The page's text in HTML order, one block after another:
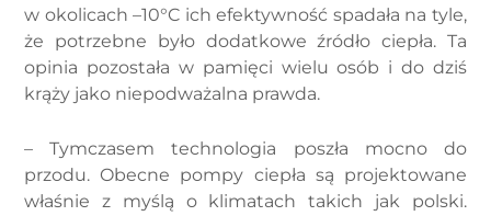
w okolicach –10°C ich efektywność spadała na tyle,
że potrzebne było dodatkowe źródło ciepła. Ta
opinia pozostała w pamięci wielu osób i do dziś
krąży jako niepodważalna prawda.
– Tymczasem technologia poszła mocno do
przodu. Obecne pompy ciepła są projektowane
właśnie z myślą o klimatach takich jak polski.